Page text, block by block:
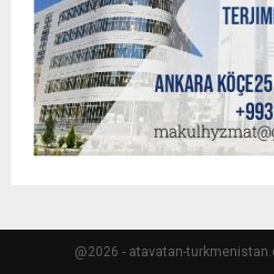
@2026 - atavatan-